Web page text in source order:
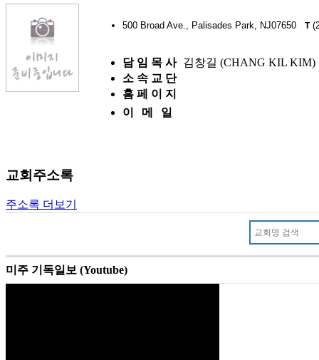
500 Broad Ave., Palisades Park, NJ07650 T
담 임 목 사 김창길 (CHANG KIL KIM)
소 속 교 단
홈 페 이 지
이 메 일
교회주소록
주소록 더보기
미주 기독일보 (Youtube)